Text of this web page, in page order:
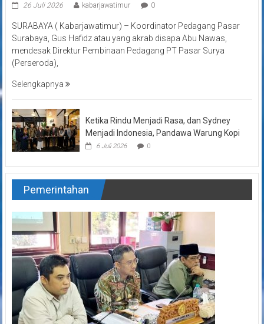
26 Juli 2026 kabarjawatimur 0
SURABAYA ( Kabarjawatimur) – Koordinator Pedagang Pasar
Surabaya, Gus Hafidz atau yang akrab disapa Abu Nawas,
mendesak Direktur Pembinaan Pedagang PT Pasar Surya
(Perseroda),
Selengkapnya
Ketika Rindu Menjadi Rasa, dan Sydney
Menjadi Indonesia, Pandawa Warung Kopi
6 Juli 2026 0
Pemerintahan